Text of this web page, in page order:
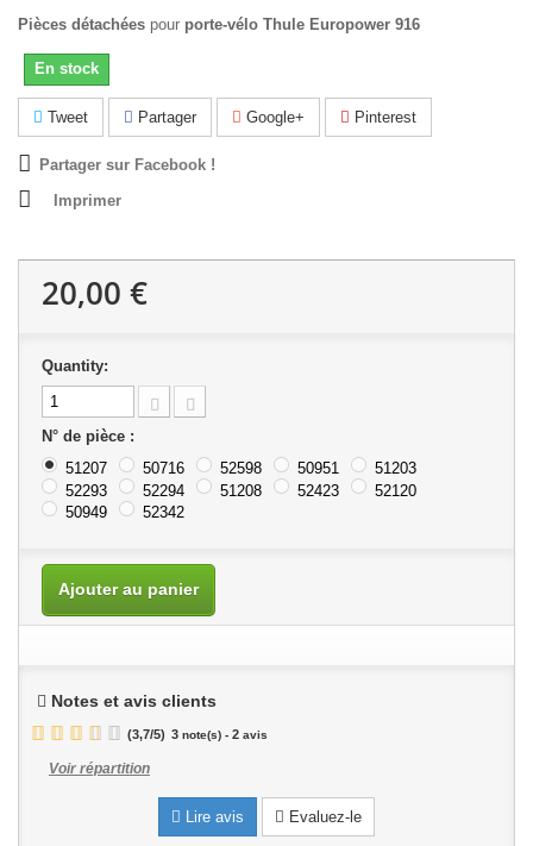
Pièces détachées pour porte-vélo Thule Europower 916
En stock
Tweet Partager Google+ Pinterest
Partager sur Facebook !
Imprimer
20,00 €
Quantity:
N° de pièce :
51207
50716 52598 50951
51203
52293
52294 51208 52423
52120
50949
52342
Ajouter au panier
Notes et avis clients
(3,7/5) 3 note(s) - 2 avis
Voir répartition
Lire avis Evaluez-le